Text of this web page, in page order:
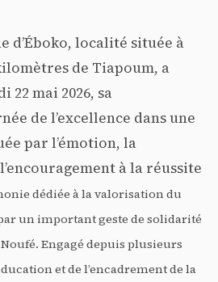
d’Éboko, localité située à
de Tiapoum, a
22 mai 2026, sa
de l’excellence dans une
par l’émotion, la
à la réussite
dédiée à la valorisation du
un important geste de solidarité
Engagé depuis plusieurs
et de l’encadrement de la